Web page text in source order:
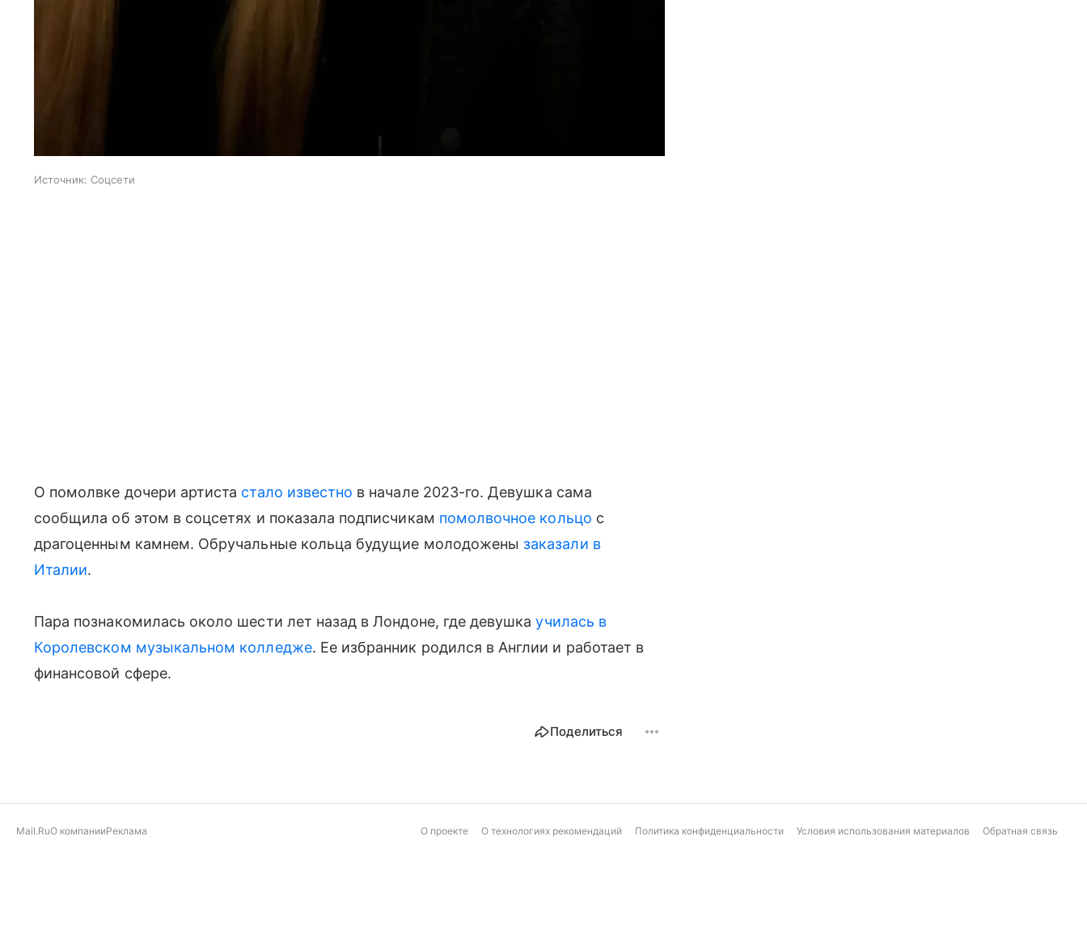
Источник: Соцсети
О помолвке дочери артиста стало известно в начале 2023-го. Девушка сама
сообщила об этом в соцсетях и показала подписчикам помолвочное кольцо с
драгоценным камнем. Обручальные кольца будущие молодожены заказали в
Италии.
Пара познакомилась около шести лет назад в Лондоне, где девушкаучилась в
Королевском музыкальном колледже. Ее избранник родился в Англии и работает в
финансовой сфере.
Поделиться
Mail.RuО компанииРеклама О проекте О технологиях рекомендаций Политика конфиденциальности Условия использования материалов Обратная связь